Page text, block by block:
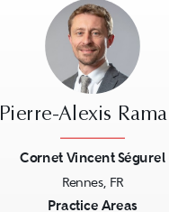
Pierre-Alexis
Cornet Vincent Ségurel
Rennes, FR
Practice Areas